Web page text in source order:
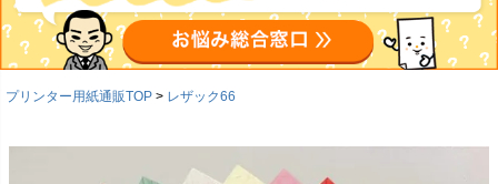
プリンター用紙通販TOP レザック66